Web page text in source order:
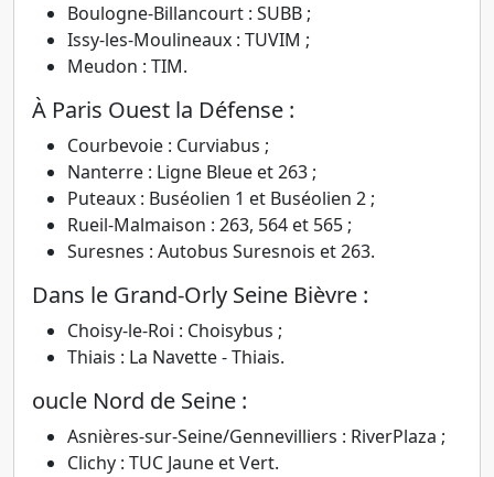
Boulogne-Billancourt : SUBB ;
Issy-les-Moulineaux : TUVIM ;
Meudon : TIM.
À Paris Ouest la Défense :
Courbevoie : Curviabus ;
Nanterre : Ligne Bleue et 263 ;
Puteaux : Buséolien 1 et Buséolien 2 ;
Rueil-Malmaison : 263, 564 et 565 ;
Suresnes : Autobus Suresnois et 263.
Dans le Grand-Orly Seine Bièvre :
Choisy-le-Roi : Choisybus ;
Thiais : La Navette - Thiais.
oucle Nord de Seine :
Asnières-sur-Seine/Gennevilliers : RiverPlaza ;
Clichy : TUC Jaune et Vert.